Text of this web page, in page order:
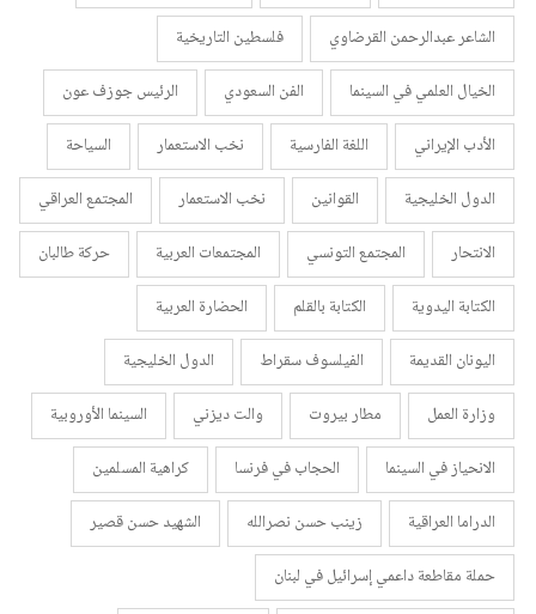
الشاعر عبدالرحمن القرضاوي
فلسطين التاريخية
الخيال العلمي في السينما
الفن السعودي
الرئيس جوزف عون
الأدب الإيراني
اللغة الفارسية نخب الاستعمار
السياحة
الدول الخليجية
القوانين نخب الاستعمار
المجتمع العراقي
الانتحار
المجتمع التونسي المجتمعات العربية
حركة طالبان
الكتابة اليدوية
الكتابة بالقلم
الحضارة العربية
اليونان القديمة
الفيلسوف سقراط
الدول الخليجية
وزارة العمل
مطار بيروت والت ديزني
السينما الأوروبية
الانحياز في السينما
الحجاب في فرنسا
كراهية المسلمين
الدراما العراقية
زينب حسن نصرالله
الشهيد حسن قصير
حملة مقاطعة داعمي إسرائيل في لبنان